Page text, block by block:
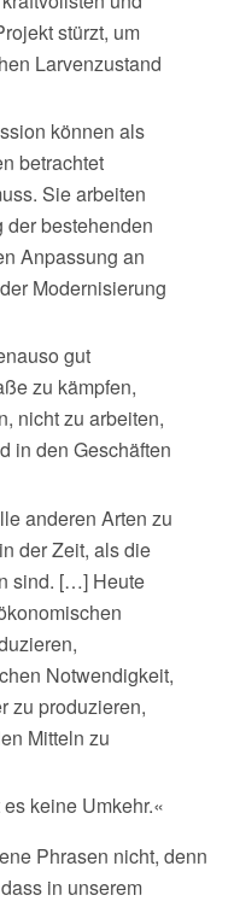
stürzt, um
Larvenzustand
können als
betrachtet
Sie arbeiten
der bestehenden
Anpassung an
Modernisierung
gut
zu kämpfen,
nicht zu arbeiten,
in den Geschäften
anderen Arten zu
der Zeit, als die
sind. […] Heute
Notwendigkeit,
zu produzieren,
Mitteln zu
keine Umkehr.«
Phrasen nicht, denn
in unserem